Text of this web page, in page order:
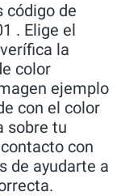
código de
. Elige el
la
color
ejemplo
con el color
sobre tu
con
de ayudarte a